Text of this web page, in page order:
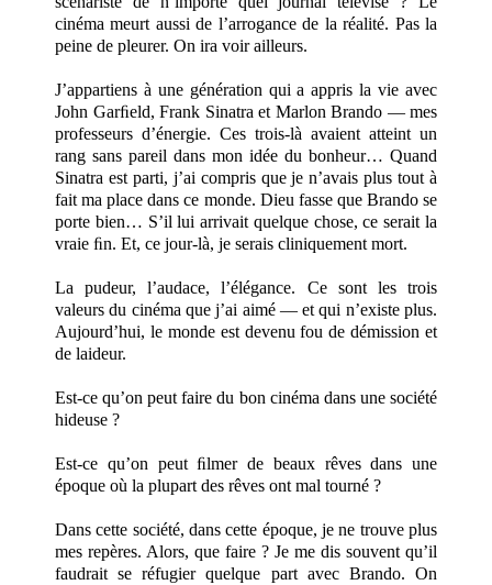
cinéma meurt aussi de l’arrogance de la réalité. Pas la
peine de pleurer. On ira voir ailleurs.
J’appartiens à une génération qui a appris la vie avec
John Garﬁeld, Frank Sinatra et Marlon Brando — mes
professeurs d’énergie. Ces trois-là avaient atteint un
rang sans pareil dans mon idée du bonheur… Quand
Sinatra est parti, j’ai compris que je n’avais plus tout à
fait ma place dans ce monde. Dieu fasse que Brando se
porte bien… S’il lui arrivait quelque chose, ce serait la
vraie ﬁn. Et, ce jour-là, je serais cliniquement mort.
La pudeur, l’audace, l’élégance. Ce sont les trois
valeurs du cinéma que j’ai aimé — et qui n’existe plus.
Aujourd’hui, le monde est devenu fou de démission et
de laideur.
Est-ce qu’on peut faire du bon cinéma dans une société
hideuse ?
Est-ce qu’on peut ﬁlmer de beaux rêves dans une
époque où la plupart des rêves ont mal tourné ?
Dans cette société, dans cette époque, je ne trouve plus
mes repères. Alors, que faire ? Je me dis souvent qu’il
faudrait se réfugier quelque part avec Brando. On